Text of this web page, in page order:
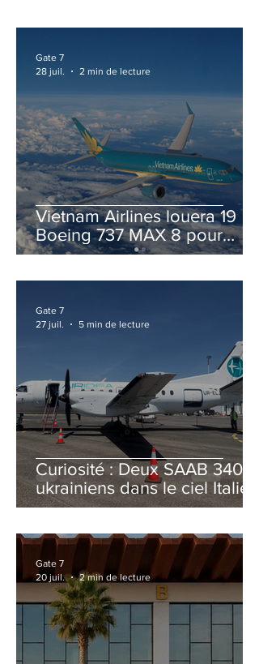
Vietnam Airlines louera 19
Boeing 737 MAX 8 pour
accélérer la modernisation
Gate 7
28 juil.
2 min de lecture
Curiosité : Deux SAAB 340B
ukrainiens dans le ciel Italien
cet été
Gate 7
27 juil.
5 min de lecture
Gate 7
20 juil.
2 min de lecture